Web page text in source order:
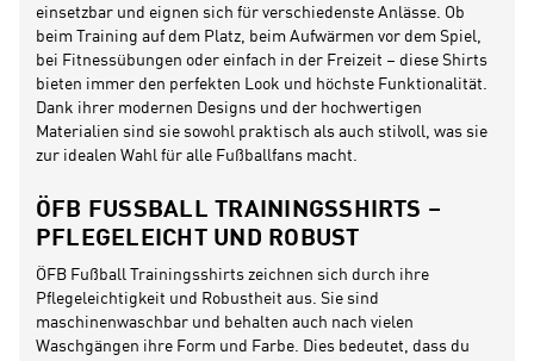
einsetzbar und eignen sich für verschiedenste Anlässe. Ob
beim Training auf dem Platz, beim Aufwärmen vor dem Spiel,
bei Fitnessübungen oder einfach in der Freizeit – diese Shirts
bieten immer den perfekten Look und höchste Funktionalität.
Dank ihrer modernen Designs und der hochwertigen
Materialien sind sie sowohl praktisch als auch stilvoll, was sie
zur idealen Wahl für alle Fußballfans macht.
ÖFB FUSSBALL TRAININGSSHIRTS – P
FLEGELEICHT UND ROBUST
ÖFB Fußball Trainingsshirts zeichnen sich durch ihre
Pflegeleichtigkeit und Robustheit aus. Sie sind
maschinenwaschbar und behalten auch nach vielen
Waschgängen ihre Form und Farbe. Dies bedeutet, dass du